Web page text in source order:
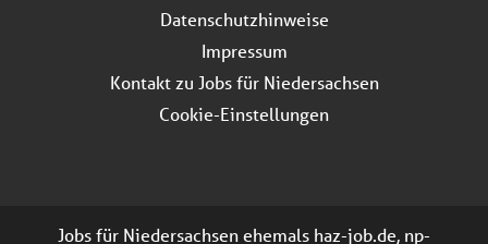
Datenschutzhinweise
Impressum
Kontakt zu Jobs für Niedersachsen
Cookie-Einstellungen
Jobs für Niedersachsen ehemals haz-job.de, np-